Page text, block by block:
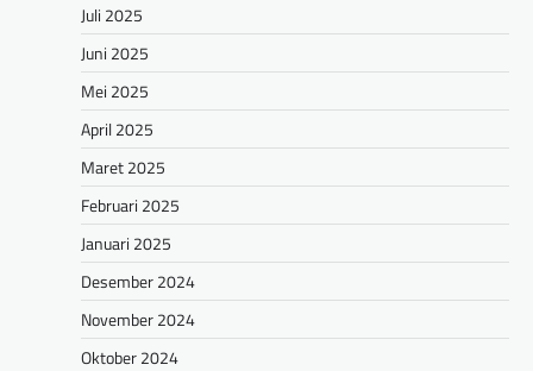
Juli 2025
Juni 2025
Mei 2025
April 2025
Maret 2025
Februari 2025
Januari 2025
Desember 2024
November 2024
Oktober 2024